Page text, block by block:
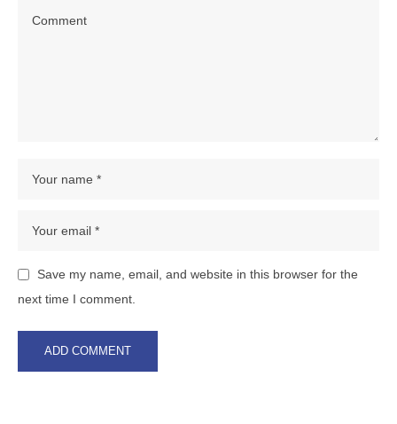
Save my name, email, and website in this browser for the
next time I comment.